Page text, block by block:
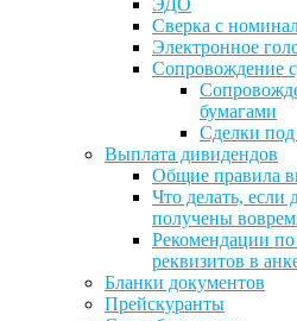
ЭДО
Сверка с
Электронное
Сопровождение
бумагами
Сделки под
Выплата дивидендов
Общие правила
Что делать,
получены
Рекомендации
реквизитов в
Бланки документов
Прейскуранты